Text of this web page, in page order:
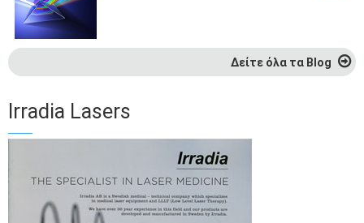
Δείτε όλα τα Blog
Irradia Lasers